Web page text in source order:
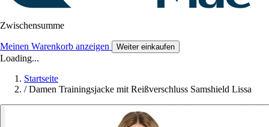
Zwischensumme
Meinen Warenkorb anzeigen Weiter einkaufen
Loading...
Startseite
/ Damen Trainingsjacke mit Reißverschluss Samshield Lissa